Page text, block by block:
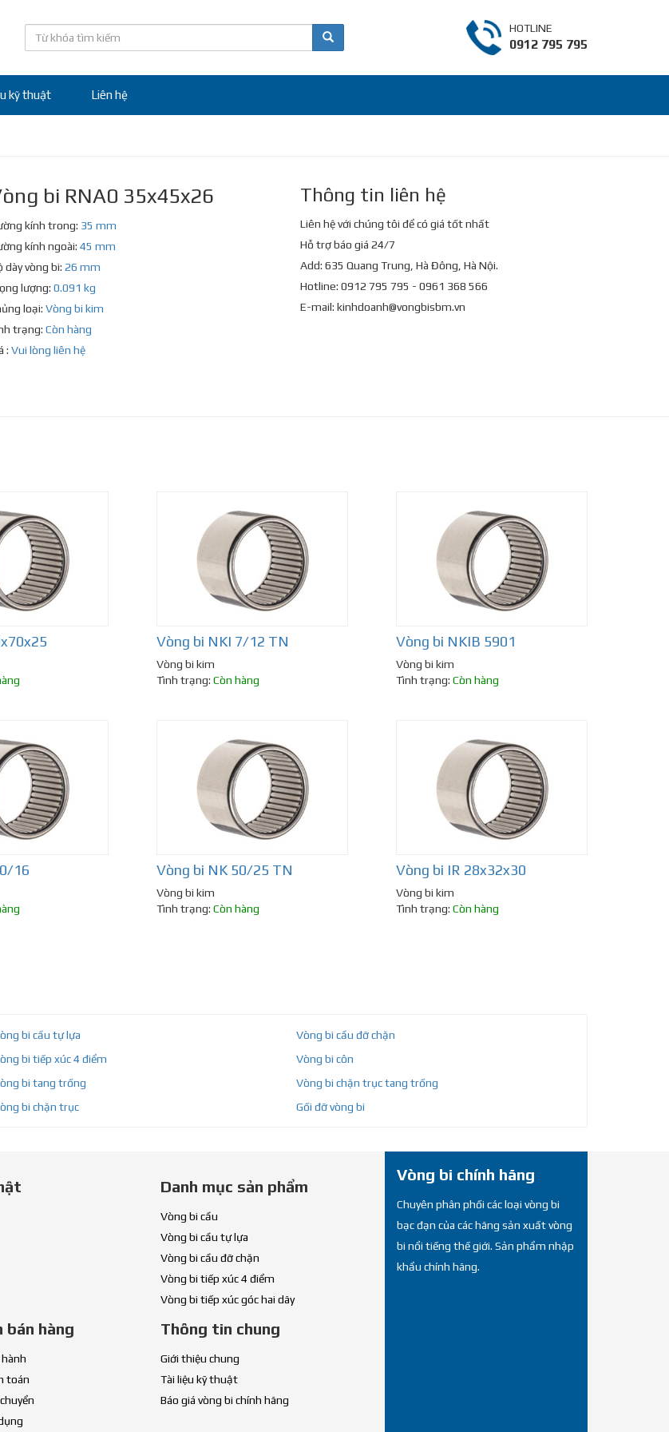
HOTLINE
0912 795 795
kỹ thuật Liên hệ
bi RNA0 35x45x26
kính trong: 35 mm
kính ngoài: 45 mm
dày vòng bi: 26 mm
lượng: 0.091 kg
loại: Vòng bi kim
trạng: Còn hàng
: Vui lòng liên hệ
Thông tin liên hệ
Liên hệ với chúng tôi để có giá tốt nhất
Hỗ trợ báo giá 24/7
Add: 635 Quang Trung, Hà Đông, Hà Nội.
Hotline: 0912 795 795 - 0961 368 566
E-mail: kinhdoanh@vongbisbm.vn
Vòng bi NKI 7/12 TN
Vòng bi kim
Tình trạng: Còn hàng
Vòng bi NKIB 5901
Vòng bi kim
Tình trạng: Còn hàng
16 Vòng bi NK 50/25 TN
Vòng bi kim
Tình trạng: Còn hàng
Vòng bi IR 28x32x30
Vòng bi kim
Tình trạng: Còn hàng
bi cầu tự lựa
Vòng bi cầu đỡ chặn
bi tiếp xúc 4 điểm
Vòng bi côn
bi tang trống
Vòng bi chặn trục tang trống
bi chặn trục Gối đỡ vòng bi
Danh mục sản phẩm
Vòng bi cầu
Vòng bi cầu tự lựa
Vòng bi cầu đỡ chặn
Vòng bi tiếp xúc 4 điểm
Vòng bi tiếp xúc góc hai dãy
bán hàng
toán
Thông tin chung
Giới thiệu chung
Tài liệu kỹ thuật
Báo giá vòng bi chính hãng
Vòng bi chính hãng
Chuyên phân phối các loại vòng bi
bạc đạn của các hãng sản xuất vòng
bi nổi tiếng thế giới. Sản phẩm nhập
khẩu chính hãng.